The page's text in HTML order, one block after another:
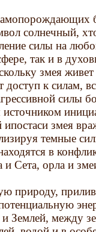
солнечный,
силы на
так и в
змея
доступ к силам,
силы
источником
змея
темные
в
Сета, орла и
природу,
Землей, между